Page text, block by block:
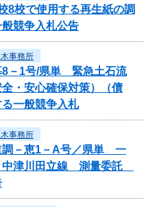
8校で使用する再生紙の調
競争入札公告
事務所
8－1号/県単 緊急土石流
・安心確保対策）（債
一般競争入札
事務所
調－恵1－A号／県単 一
中津川田立線 測量委託